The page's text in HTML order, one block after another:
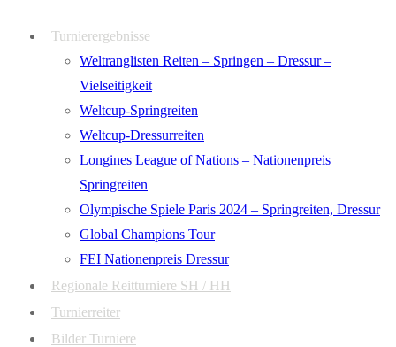
Turnierergebnisse
Weltranglisten Reiten – Springen – Dressur –
Vielseitigkeit
Weltcup-Springreiten
Weltcup-Dressurreiten
Longines League of Nations – Nationenpreis
Springreiten
Olympische Spiele Paris 2024 – Springreiten, Dressur
Global Champions Tour
FEI Nationenpreis Dressur
Regionale Reitturniere SH / HH
Turnierreiter
Bilder Turniere